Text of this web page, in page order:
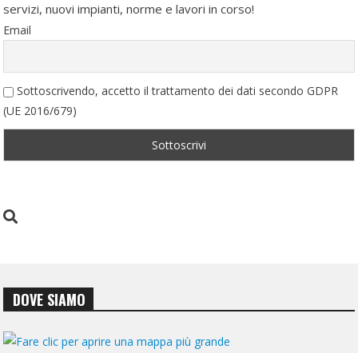
servizi, nuovi impianti, norme e lavori in corso!
Email
Sottoscrivendo, accetto il trattamento dei dati secondo GDPR
(UE 2016/679)
DOVE SIAMO